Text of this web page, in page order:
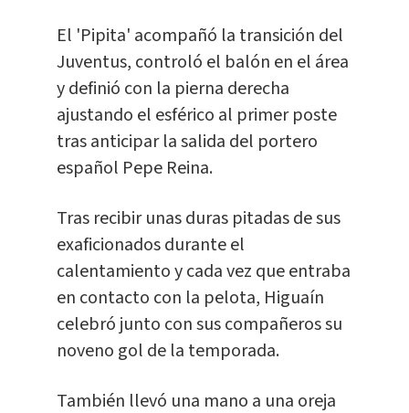
El 'Pipita' acompañó la transición del
Juventus, controló el balón en el área
y definió con la pierna derecha
ajustando el esférico al primer poste
tras anticipar la salida del portero
español Pepe Reina.
Tras recibir unas duras pitadas de sus
exaficionados durante el
calentamiento y cada vez que entraba
en contacto con la pelota, Higuaín
celebró junto con sus compañeros su
noveno gol de la temporada.
También llevó una mano a una oreja